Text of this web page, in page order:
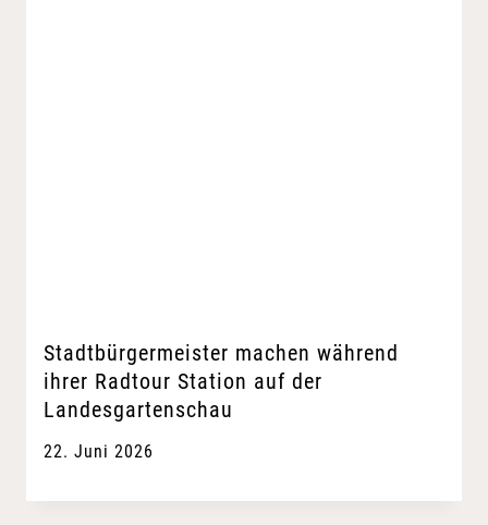
Stadtbürgermeister machen während
ihrer Radtour Station auf der
Landesgartenschau
22. Juni 2026